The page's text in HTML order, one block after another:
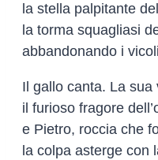
la stella palpitante
la torma squagliasi
abbandonando i
Il gallo canta. La sua
il furioso fragore
e Pietro, roccia che
la colpa asterge con